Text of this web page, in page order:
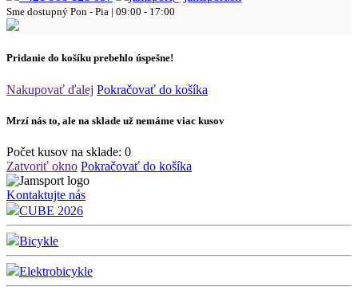
Sme dostupný Pon - Pia | 09:00 - 17:00
Pridanie do košíku prebehlo úspešne!
Nakupovať ďalej Pokračovať do košíka
Mrzí nás to, ale na sklade už nemáme viac kusov
Počet kusov na sklade: 0
Zatvoriť okno Pokračovať do košíka
Kontaktujte nás
CUBE 2026
Bicykle
Elektrobicykle